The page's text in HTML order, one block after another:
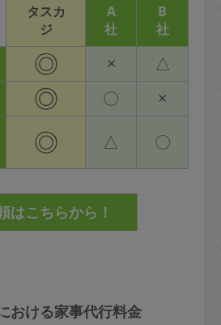
タスカ
ジ
A
社
B
社
◎ × △
◎ 〇 ×
◎ △ 〇
おける家事代行料金